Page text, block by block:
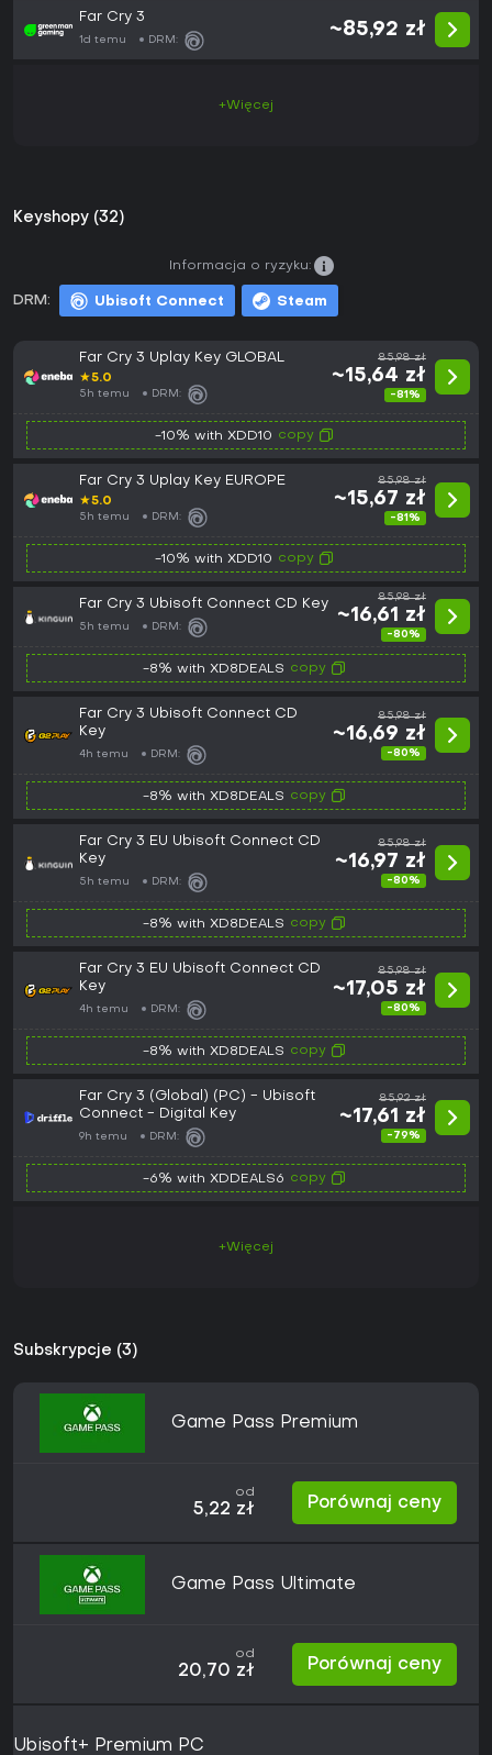
Far Cry 3
1d temu DRM:
~85,92 zł
+Więcej
Keyshopy (32)
DRM: Ubisoft Connect Steam
Informacja o ryzyku:
Far Cry 3 Uplay Key GLOBAL
★5.0
5h temu DRM:
85,98 zł
~15,64 zł
-81%
-10% with XDD10 copy
Far Cry 3 Uplay Key EUROPE
★5.0
5h temu DRM:
85,98 zł
~15,67 zł
-81%
-10% with XDD10 copy
Far Cry 3 Ubisoft Connect CD Key
5h temu DRM:
85,98 zł
~16,61 zł
-80%
-8% with XD8DEALS copy
Far Cry 3 Ubisoft Connect CD
Key
4h temu DRM:
85,98 zł
~16,69 zł
-80%
-8% with XD8DEALS copy
Far Cry 3 EU Ubisoft Connect CD
Key
5h temu DRM:
85,98 zł
~16,97 zł
-80%
-8% with XD8DEALS copy
Far Cry 3 EU Ubisoft Connect CD
Key
4h temu DRM:
85,98 zł
~17,05 zł
-80%
-8% with XD8DEALS copy
Far Cry 3 (Global) (PC) - Ubisoft
Connect - Digital Key
9h temu DRM:
85,92 zł
~17,61 zł
-79%
-6% with XDDEALS6 copy
+Więcej
Subskrypcje (3)
Game Pass Premium
od
5,22 zł Porównaj ceny
Game Pass Ultimate
od
20,70 zł Porównaj ceny
Ubisoft+ Premium PC